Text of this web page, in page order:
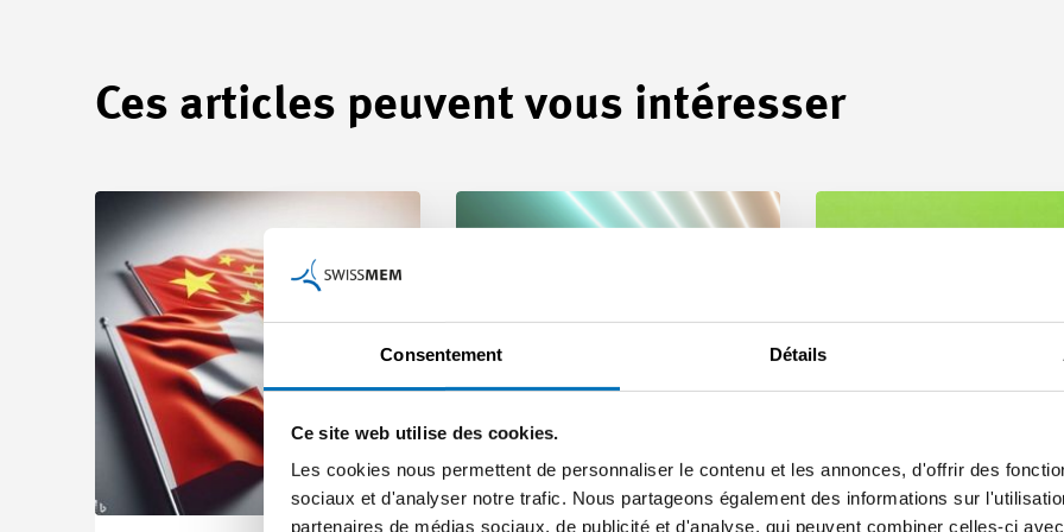
Consentement Détails
Ce site web utilise des cookies.
Les cookies nous permettent de personnaliser le contenu et les annonces, d'offrir des
sociaux et d'analyser notre trafic. Nous partageons également des informations sur
partenaires de médias sociaux, de publicité et d'analyse, qui peuvent combiner celles-ci
Ces articles peuvent vous intéresser